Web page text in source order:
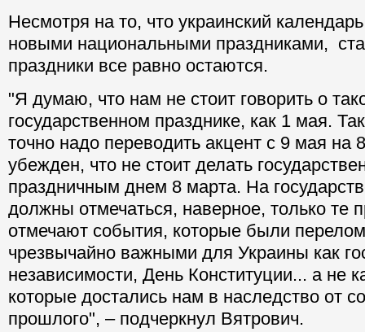
Несмотря на то, что украинский
новыми национальными праздниками,
праздники все равно остаются.
"Я думаю, что нам не стоит говорить о
государственном празднике, как 1 мая.
точно надо переводить акцент с 9 мая на
убежден, что не стоит делать
праздничным днем 8 марта. На
должны отмечаться, наверное, только те
отмечают события, которые были
чрезвычайно важными для Украины как
независимости, День Конституции... а не
которые достались нам в наследство от
прошлого", – подчеркнул Вятрович.